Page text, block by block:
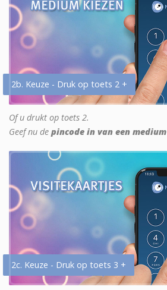
2b. Keuze - Druk op toets 2 +
Of u drukt op toets 2.
Geef nu de pincode in van een medium
2c. Keuze - Druk op toets 3 +